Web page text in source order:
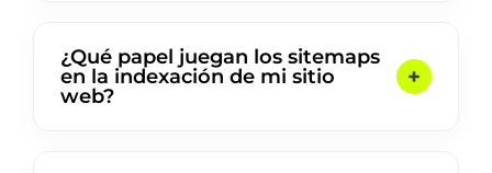
¿Qué papel juegan los sitemaps
en la indexación de mi sitio
web?